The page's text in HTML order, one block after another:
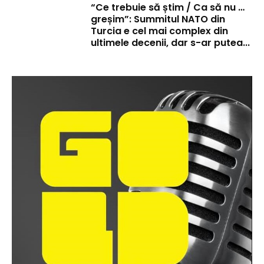
“Ce trebuie să știm / Ca să nu …
greșim”: Summitul NATO din
Turcia e cel mai complex din
ultimele decenii, dar s-ar putea...